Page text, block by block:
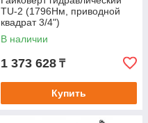
TU-2 (1796Нм, приводной
квадрат 3/4")
В наличии
1 373 628 ₸
Купить